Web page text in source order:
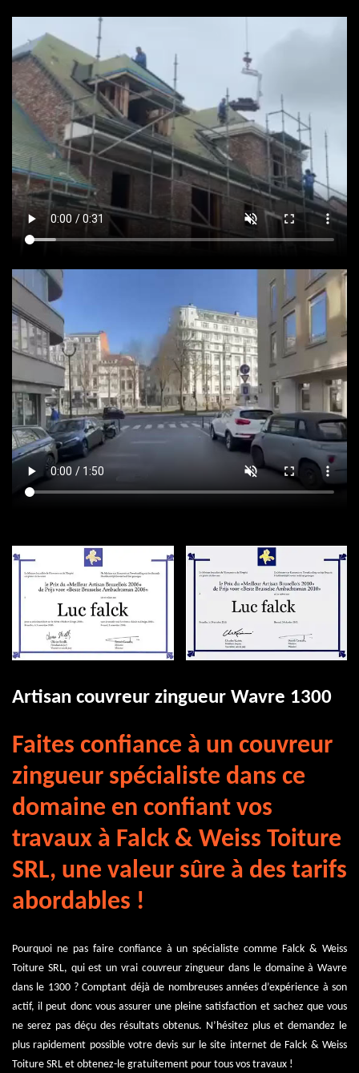
Artisan couvreur zingueur Wavre 1300
Faites confiance à un couvreur
zingueur spécialiste dans ce
domaine en confiant vos
travaux à Falck & Weiss Toiture
SRL, une valeur sûre à des tarifs
abordables !
Pourquoi ne pas faire confiance à un spécialiste comme Falck & Weiss
Toiture SRL, qui est un vrai couvreur zingueur dans le domaine à Wavre
dans le 1300 ? Comptant déjà de nombreuses années d’expérience à son
actif, il peut donc vous assurer une pleine satisfaction et sachez que vous
ne serez pas déçu des résultats obtenus. N’hésitez plus et demandez le
plus rapidement possible votre devis sur le site internet de Falck & Weiss
Toiture SRL et obtenez-le gratuitement pour tous vos travaux !